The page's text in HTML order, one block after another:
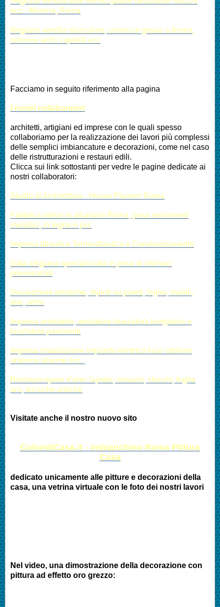
ecc - Morena, Roma
Negozio vendita stuccoline, cornici in gesso a Roma,
colonne archi capitelli ecc
Facciamo in seguito riferimento alla pagina
I nostri collaboratori
architetti, artigiani ed imprese con le quali spesso
collaboriamo per la realizzazione dei lavori più complessi
delle semplici imbiancature e decorazioni, come nel caso
delle ristrutturazioni e restauri edili.
Clicca sui link sottostanti per vedre le pagine dedicate ai
nostri collaboratori:
Studio di Architettura - House Planner Roma
Fabbrica infissi in alluminio Roma, posa serramenti
metallici, in legno e pvc
Impresa Idraulica Termoidraulica e Condizionamento
Ditta artigiana specializzata in posa di intonaci
premiscelati
Decorazioni artistiche, dipinti su pareti, legno, mobili,
tele, vetro
Impresa arrotatore, arrotatura stuccatura levigatura e
lucidatura pavimenti
Impresa installazione impianto elettrico luce citofono
antenna allarme ecc.
Restauro opere d'arte: lapidei, mosaici, stucchi, foglia
oro, tecniche antiche
Visitate anche il nostro nuovo sito
ColoridiCasa.it - Imbianchino Roma Pittura
Casa
dedicato unicamente alle pitture e decorazioni della
casa, una vetrina virtuale con le foto dei nostri lavori
Nel video, una dimostrazione della decorazione con
pittura ad effetto oro grezzo: